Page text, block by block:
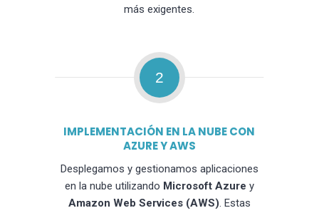
más exigentes.
2
IMPLEMENTACIÓN EN LA NUBE CON
AZURE Y AWS
Desplegamos y gestionamos aplicaciones
en la nube utilizando Microsoft Azure y
Amazon Web Services (AWS). Estas